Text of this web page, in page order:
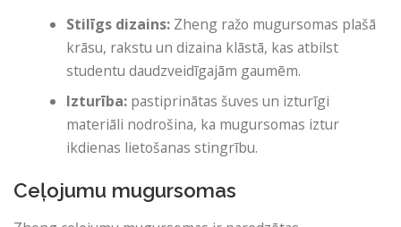
Stilīgs dizains: Zheng ražo mugursomas plašā
krāsu, rakstu un dizaina klāstā, kas atbilst
studentu daudzveidīgajām gaumēm.
Izturība: pastiprinātas šuves un izturīgi
materiāli nodrošina, ka mugursomas iztur
ikdienas lietošanas stingrību.
Ceļojumu mugursomas